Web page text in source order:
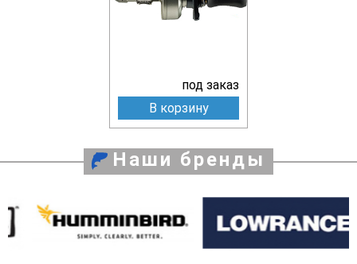
под заказ
В корзину
Наши бренды